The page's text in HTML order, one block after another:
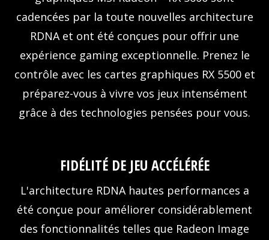
cadencées par la toute nouvelles architecture
RDNA et ont été conçues pour offrir une
expérience gaming exceptionnelle. Prenez le
contrôle avec les cartes graphiques RX 5500 et
préparez-vous à vivre vos jeux intensément
grâce à des technologies pensées pour vous.
FIDÉLITÉ DE JEU ACCÉLÉRÉE
L'architecture RDNA hautes performances a
été conçue pour améliorer considérablement
des fonctionnalités telles que Radeon Image